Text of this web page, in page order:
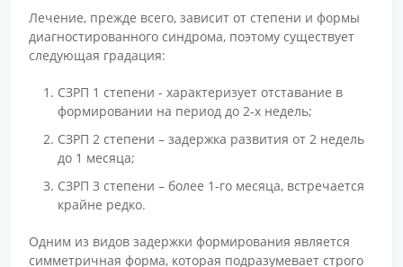
Лечение, прежде всего, зависит от степени и формы
диагностированного синдрома, поэтому существует
следующая градация:
СЗРП 1 степени - характеризует отставание в
формировании на период до 2-х недель;
СЗРП 2 степени – задержка развития от 2 недель
до 1 месяца;
СЗРП 3 степени – более 1-го месяца, встречается
крайне редко.
Одним из видов задержки формирования является
симметричная форма, которая подразумевает строго